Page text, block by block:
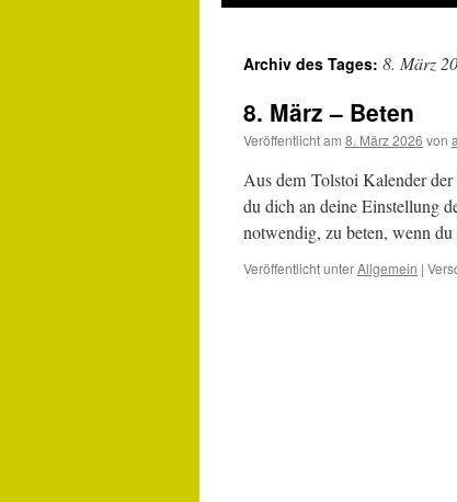
Archiv des Tages: 8. März
8. März – Beten
Veröffentlicht am 8. März 2026 von
Aus dem Tolstoi Kalender
du dich an deine Einstellung
notwendig, zu beten, wenn
Veröffentlicht unterAllgemein |